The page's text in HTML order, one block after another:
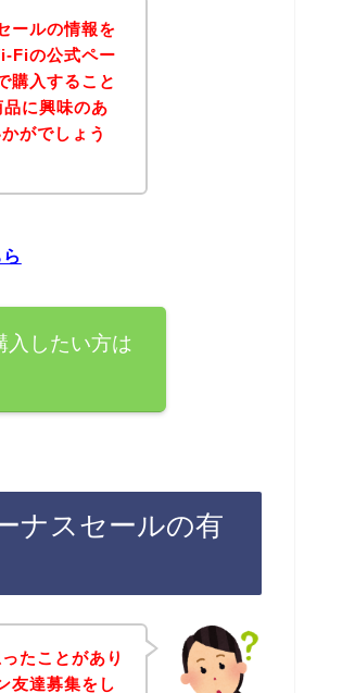
ールの情報を
Fiの公式ペー
購入すること
に興味のあ
がでしょう
入したい方は
ナスセールの有
たことがあり
友達募集をし